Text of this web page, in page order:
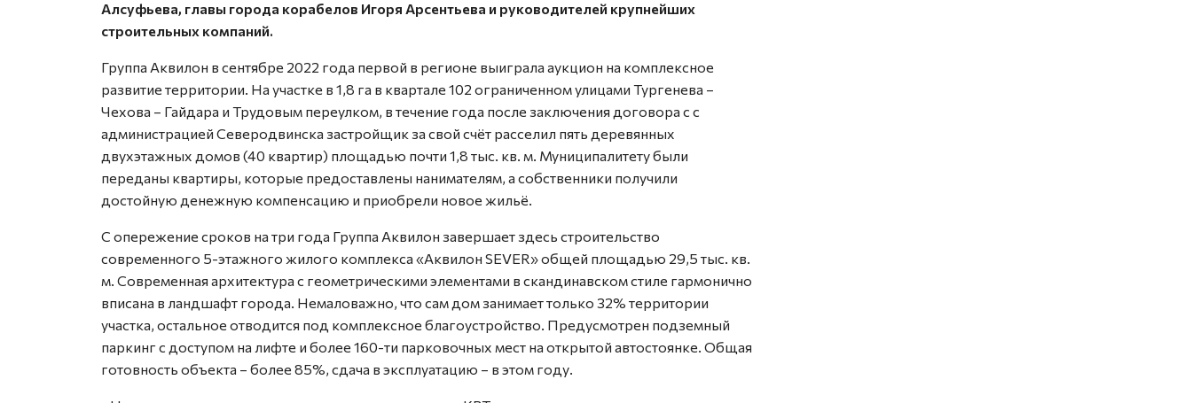
Алсуфьева, главы города корабелов Игоря Арсентьева и руководителей крупнейших
строительных компаний.
Группа Аквилон в сентябре 2022 года первой в регионе выиграла аукцион на комплексное
развитие территории. На участке в 1,8 га в квартале 102 ограниченном улицами Тургенева –
Чехова – Гайдара и Трудовым переулком, в течение года после заключения договора с с
администрацией Северодвинска застройщик за свой счёт расселил пять деревянных
двухэтажных домов (40 квартир) площадью почти 1,8 тыс. кв. м. Муниципалитету были
переданы квартиры, которые предоставлены нанимателям, а собственники получили
достойную денежную компенсацию и приобрели новое жильё.
С опережение сроков на три года Группа Аквилон завершает здесь строительство
современного 5-этажного жилого комплекса «Аквилон SEVER» общей площадью 29,5 тыс. кв.
м. Современная архитектура с геометрическими элементами в скандинавском стиле гармонично
вписана в ландшафт города. Немаловажно, что сам дом занимает только 32% территории
участка, остальное отводится под комплексное благоустройство. Предусмотрен подземный
паркинг с доступом на лифте и более 160-ти парковочных мест на открытой автостоянке. Общая
готовность объекта – более 85%, сдача в эксплуатацию – в этом году.